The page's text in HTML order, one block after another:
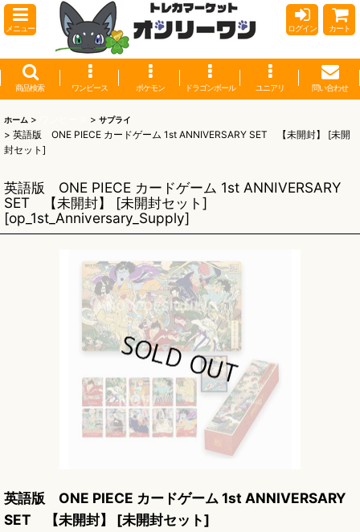
メニュー ログイン カート
商品検索 ワンピース ポケモン ドラゴンボール ユニアリ 問い合わせ
ホーム > > サプライ
> 英語版 ONE PIECE カードゲーム 1st ANNIVERSARY SET 【未開封】 [未開
封セット]
英語版 ONE PIECE カードゲーム 1st ANNIVERSARY
SET 【未開封】 [未開封セット]
[op_1st_Anniversary_Supply]
英語版 ONE PIECE カードゲーム 1st ANNIVERSARY
SET 【未開封】 [未開封セット]